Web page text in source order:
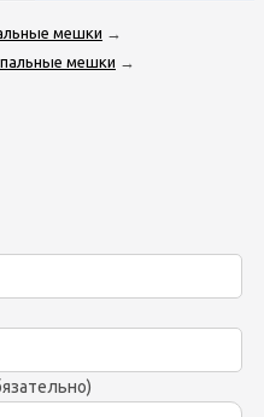
мешки →
мешки →